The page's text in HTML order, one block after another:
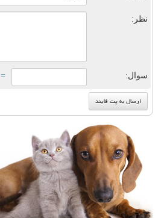
نظر:
سوال: = ۳ بعلاوه ۳